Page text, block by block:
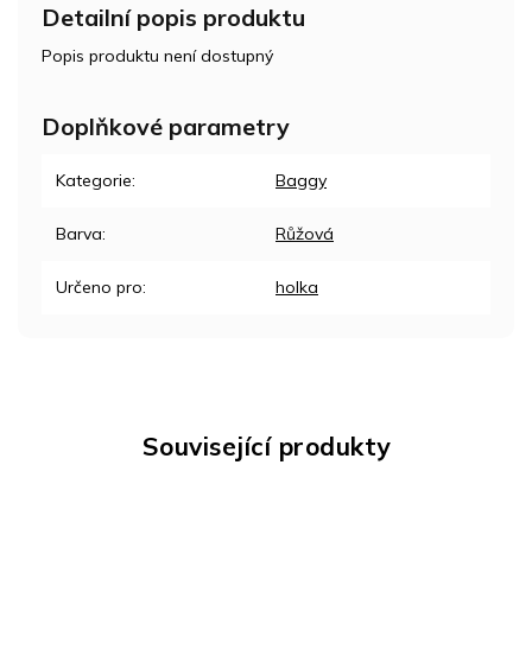
Související produkty
Detailní popis produktu
Popis produktu není dostupný
Doplňkové parametry
Kategorie: Baggy
Barva: Růžová
Určeno pro: holka